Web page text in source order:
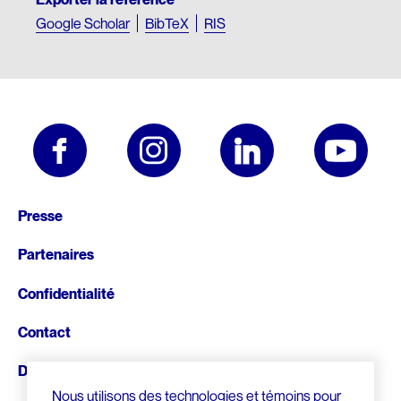
Nous utilisons des technologies et témoins pour
Google Scholar
BibTeX RIS
page
Presse
Partenaires
Confidentialité
Contact
Donnez